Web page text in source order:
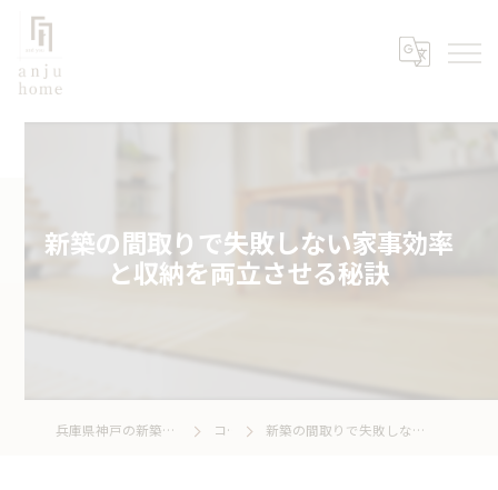
新築の間取りで失敗しない家事効率
と収納を両立させる秘訣
兵庫県神戸の新築なら株式会社あんじゅホーム コラム 新築の間取りで失敗しない家事効率と収納を両立させる秘訣